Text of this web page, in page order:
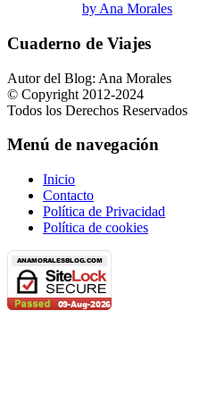
by Ana Morales
Cuaderno de Viajes
Autor del Blog: Ana Morales
© Copyright 2012-2024
Todos los Derechos Reservados
Menú de navegación
Inicio
Contacto
Política de Privacidad
Política de cookies